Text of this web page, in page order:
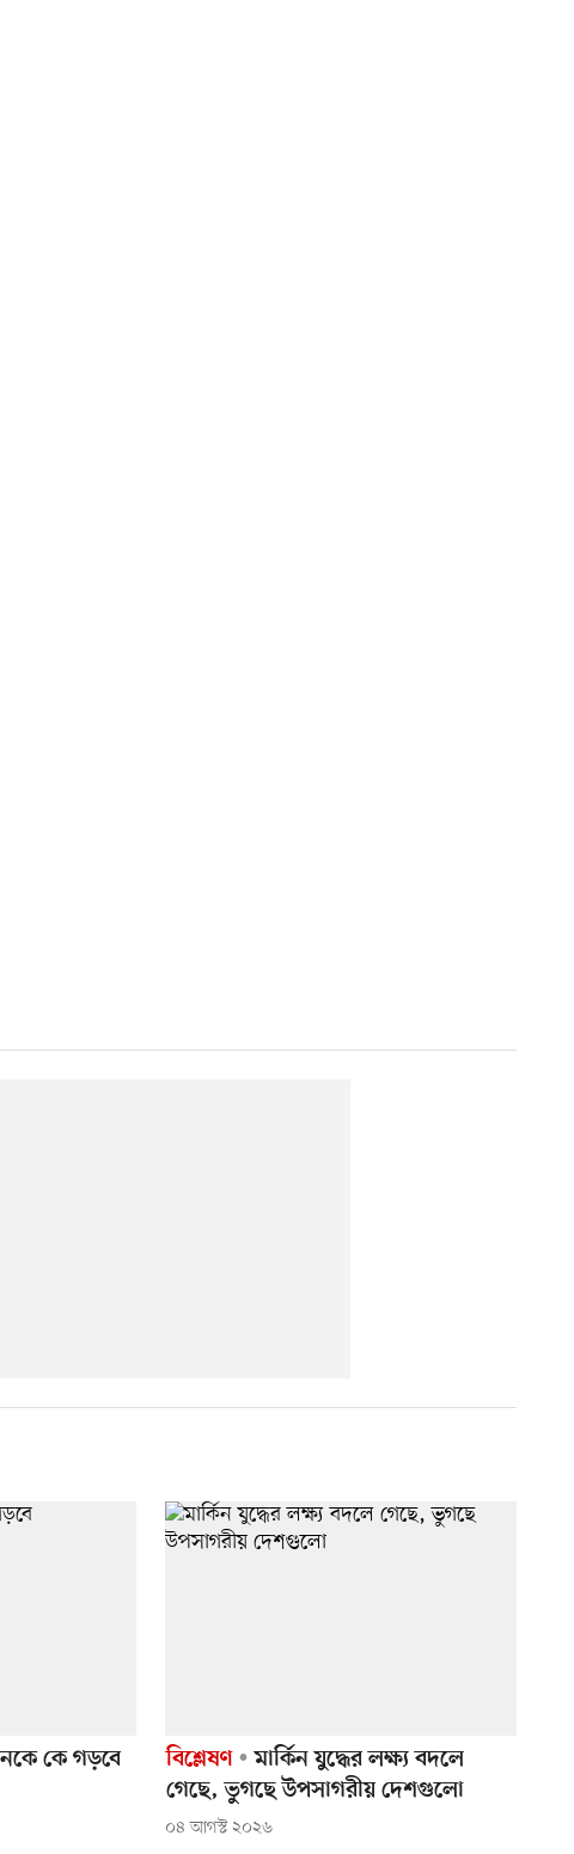
কে গড়বে বিশ্লেষণ
মার্কিন যুদ্ধের লক্ষ্য বদলে
গেছে, ভুগছে উপসাগরীয় দেশগুলো
০৪ আগস্ট ২০২৬